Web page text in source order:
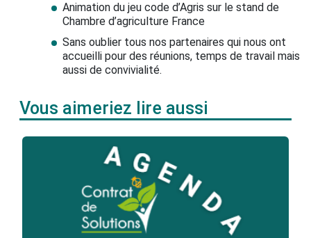
Animation du jeu code d’Agris sur le stand de
Chambre d’agriculture France
Sans oublier tous nos partenaires qui nous ont
accueilli pour des réunions, temps de travail mais
aussi de convivialité.
Vous aimeriez lire aussi